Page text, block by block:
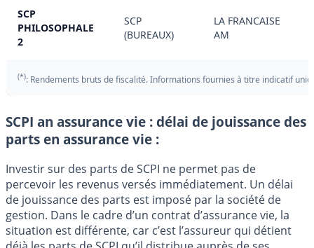
SCP
PHILOSOPHALE
2
SCP
(BUREAUX)
LA FRANCAISE
AM
(*): Rendements bruts de fiscalité. Informations fournies à titre indicatif
SCPI an assurance vie : délai de jouissance des
parts en assurance vie :
Investir sur des parts de SCPI ne permet pas de
percevoir les revenus versés immédiatement. Un délai
de jouissance des parts est imposé par la société de
gestion. Dans le cadre d’un contrat d’assurance vie, la
situation est différente, car c’est l’assureur qui détient